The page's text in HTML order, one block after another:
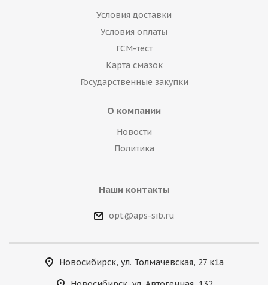
Условия доставки
Условия оплаты
ГСМ-тест
Карта смазок
Государственные закупки
О компании
Новости
Политика
Наши контакты
opt@aps-sib.ru
Новосибирск, ул. Толмачевская, 27 к1а